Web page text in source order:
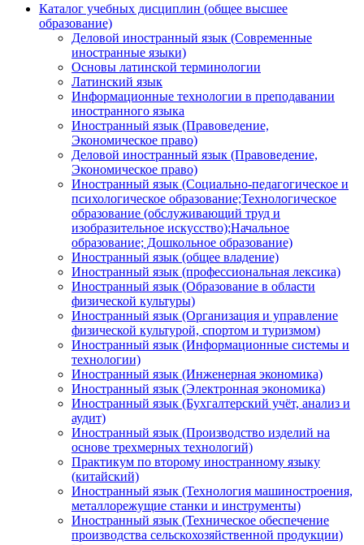
Каталог учебных дисциплин (общее высшее
образование)
Деловой иностранный язык (Современные
иностранные языки)
Основы латинской терминологии
Латинский язык
Информационные технологии в преподавании
иностранного языка
Иностранный язык (Правоведение,
Экономическое право)
Деловой иностранный язык (Правоведение,
Экономическое право)
Иностранный язык (Социально-педагогическое и
психологическое образование;Технологическое
образование (обслуживающий труд и
изобразительное искусство);Начальное
образование; Дошкольное образование)
Иностранный язык (общее владение)
Иностранный язык (профессиональная лексика)
Иностранный язык (Образование в области
физической культуры)
Иностранный язык (Организация и управление
физической культурой, спортом и туризмом)
Иностранный язык (Информационные системы и
технологии)
Иностранный язык (Инженерная экономика)
Иностранный язык (Электронная экономика)
Иностранный язык (Бухгалтерский учёт, анализ и
аудит)
Иностранный язык (Производство изделий на
основе трехмерных технологий)
Практикум по второму иностранному языку
(китайский)
Иностранный язык (Технология машиностроения,
металлорежущие станки и инструменты)
Иностранный язык (Техническое обеспечение
производства сельскохозяйственной продукции)